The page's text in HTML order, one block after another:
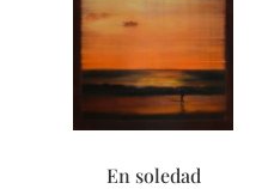
En soledad